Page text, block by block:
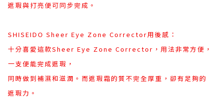
遮瑕與打亮便可同步完成。
SHISEIDO Sheer Eye Zone Corrector用後感：
十分喜愛這款Sheer Eye Zone Corrector，用法非常方便，
一支便能完成遮瑕，
同時做到補濕和滋潤。而遮瑕霜的質不完全厚重，卻有足夠的
遮瑕力。